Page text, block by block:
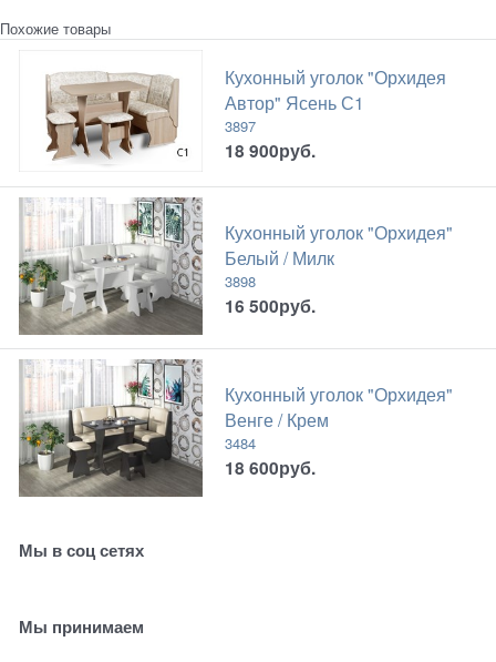
Похожие товары
Кухонный уголок "Орхидея
Автор" Ясень С1
3897
18 900руб.
Кухонный уголок "Орхидея"
Белый / Милк
3898
16 500руб.
Кухонный уголок "Орхидея"
Венге / Крем
3484
18 600руб.
Мы в соц сетях
Мы принимаем